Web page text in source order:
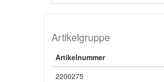
Artikelgruppe
Artikelnummer
2200275